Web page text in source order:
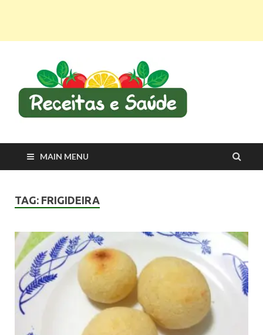
MAIN MENU
TAG: FRIGIDEIRA